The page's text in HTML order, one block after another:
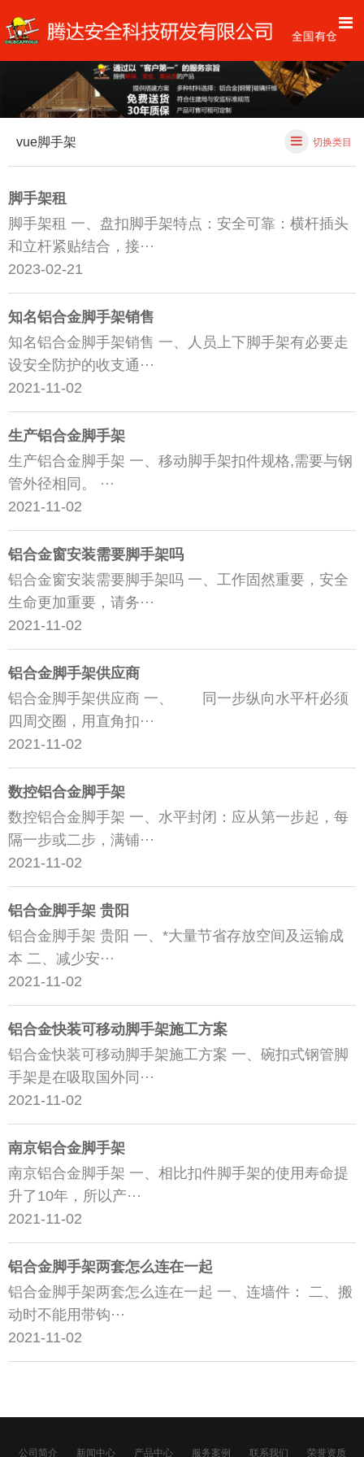
vue脚手架 切换类目
脚手架租
脚手架租 一、盘扣脚手架特点：安全可靠：横杆插头
和立杆紧贴结合，接···
2023-02-21
知名铝合金脚手架销售
知名铝合金脚手架销售 一、人员上下脚手架有必要走
设安全防护的收支通···
2021-11-02
生产铝合金脚手架
生产铝合金脚手架 一、移动脚手架扣件规格,需要与钢
管外径相同。 ···
2021-11-02
铝合金窗安装需要脚手架吗
铝合金窗安装需要脚手架吗 一、工作固然重要，安全
生命更加重要，请务···
2021-11-02
铝合金脚手架供应商
铝合金脚手架供应商 一、 同一步纵向水平杆必须
四周交圈，用直角扣···
2021-11-02
数控铝合金脚手架
数控铝合金脚手架 一、水平封闭：应从第一步起，每
隔一步或二步，满铺···
2021-11-02
铝合金脚手架 贵阳
铝合金脚手架 贵阳 一、*大量节省存放空间及运输成
本 二、减少安···
2021-11-02
铝合金快装可移动脚手架施工方案
铝合金快装可移动脚手架施工方案 一、碗扣式钢管脚
手架是在吸取国外同···
2021-11-02
南京铝合金脚手架
南京铝合金脚手架 一、相比扣件脚手架的使用寿命提
升了10年，所以产···
2021-11-02
铝合金脚手架两套怎么连在一起
铝合金脚手架两套怎么连在一起 一、连墙件： 二、搬
动时不能用带钩···
2021-11-02
公司简介 新闻中心 产品中心 服务案例 联系我们 荣誉资质